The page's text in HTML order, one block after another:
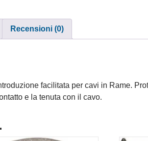
Recensioni (0)
facilitata per cavi in Rame.
e la tenuta con il cavo.